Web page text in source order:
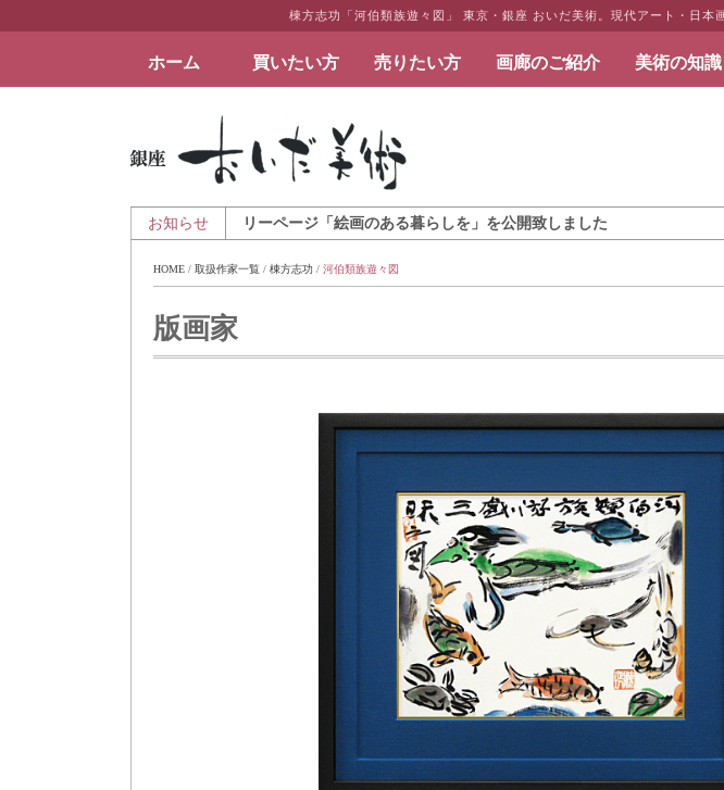
棟方志功「河伯類族遊々図」 東京・銀座 おいだ美術。現代アート・日本
ホーム 買いたい方 売りたい方 画廊のご紹介 美術の知識
絵画など美術品の販売と買取 | 東京・銀座 おいだ美術
お知らせ
インテリアのギャラリーページ「絵画のある暮らしを」を公開致しました
HOME / 取扱作家一覧 / 棟方志功 / 河伯類族遊々図
版画家